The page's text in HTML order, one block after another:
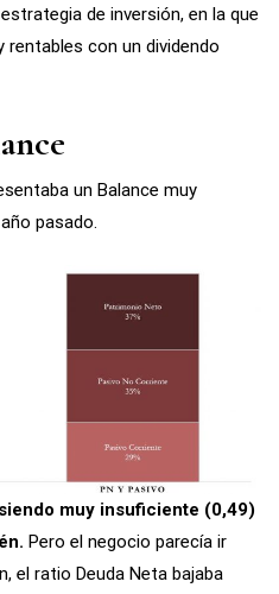
de inversión, en la que
con un dividendo
un Balance muy
pasado.
muy insuficiente (0,49)
Pero el negocio parecía ir
el ratio Deuda Neta bajaba